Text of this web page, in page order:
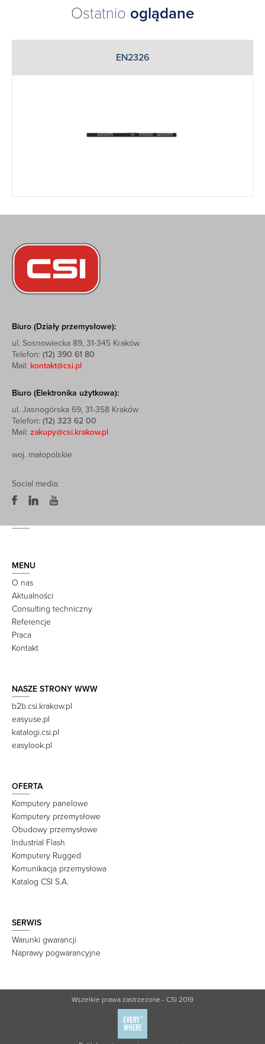
Ostatnio oglądane
EN2326
Biuro (Działy przemysłowe):
ul. Sosnowiecka 89, 31-345 Kraków
Telefon: (12) 390 61 80
Mail: kontakt@csi.pl
Biuro (Elektronika użytkowa):
ul. Jasnogórska 69, 31-358 Kraków
Telefon: (12) 323 62 00
Mail: zakupy@csi.krakow.pl
woj. małopolskie
Social media:
MENU
O nas
Aktualności
Consulting techniczny
Referencje
Praca
Kontakt
NASZE STRONY WWW
b2b.csi.krakow.pl
easyuse.pl
katalogi.csi.pl
easylook.pl
OFERTA
Komputery panelowe
Komputery przemysłowe
Obudowy przemysłowe
Industrial Flash
Komputery Rugged
Komunikacja przemysłowa
Katalog CSI S.A.
SERWIS
Warunki gwarancji
Naprawy pogwarancyjne
Wszelkie prawa zastrzeżone - CSI 2019